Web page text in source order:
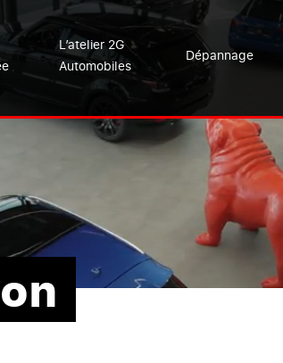
L’atelier 2G
Automobiles
Dépannage